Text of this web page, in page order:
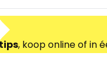
, koop online of in